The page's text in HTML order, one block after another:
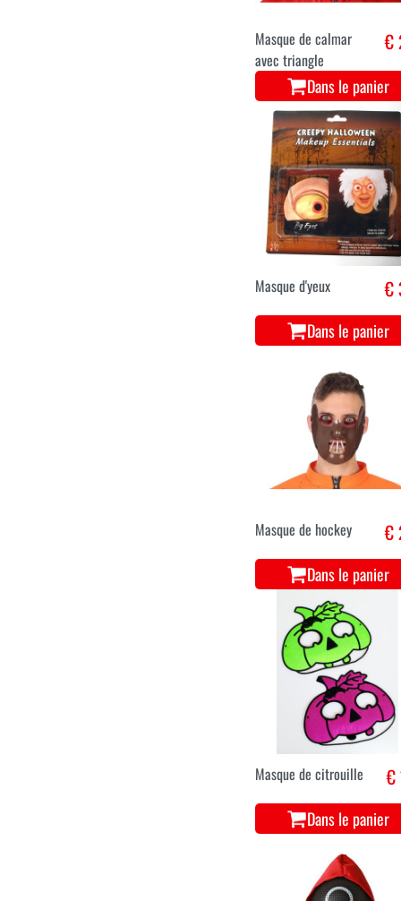
Masque de calmar
avec triangle
€
Dans le panier
Masque d'yeux €
Dans le panier
Masque de hockey €
Dans le panier
Masque de citrouille €
Dans le panier